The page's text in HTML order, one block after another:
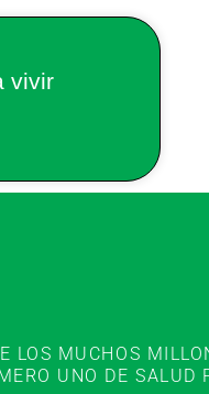
vivir
LOS MUCHOS
UNO DE SALUD